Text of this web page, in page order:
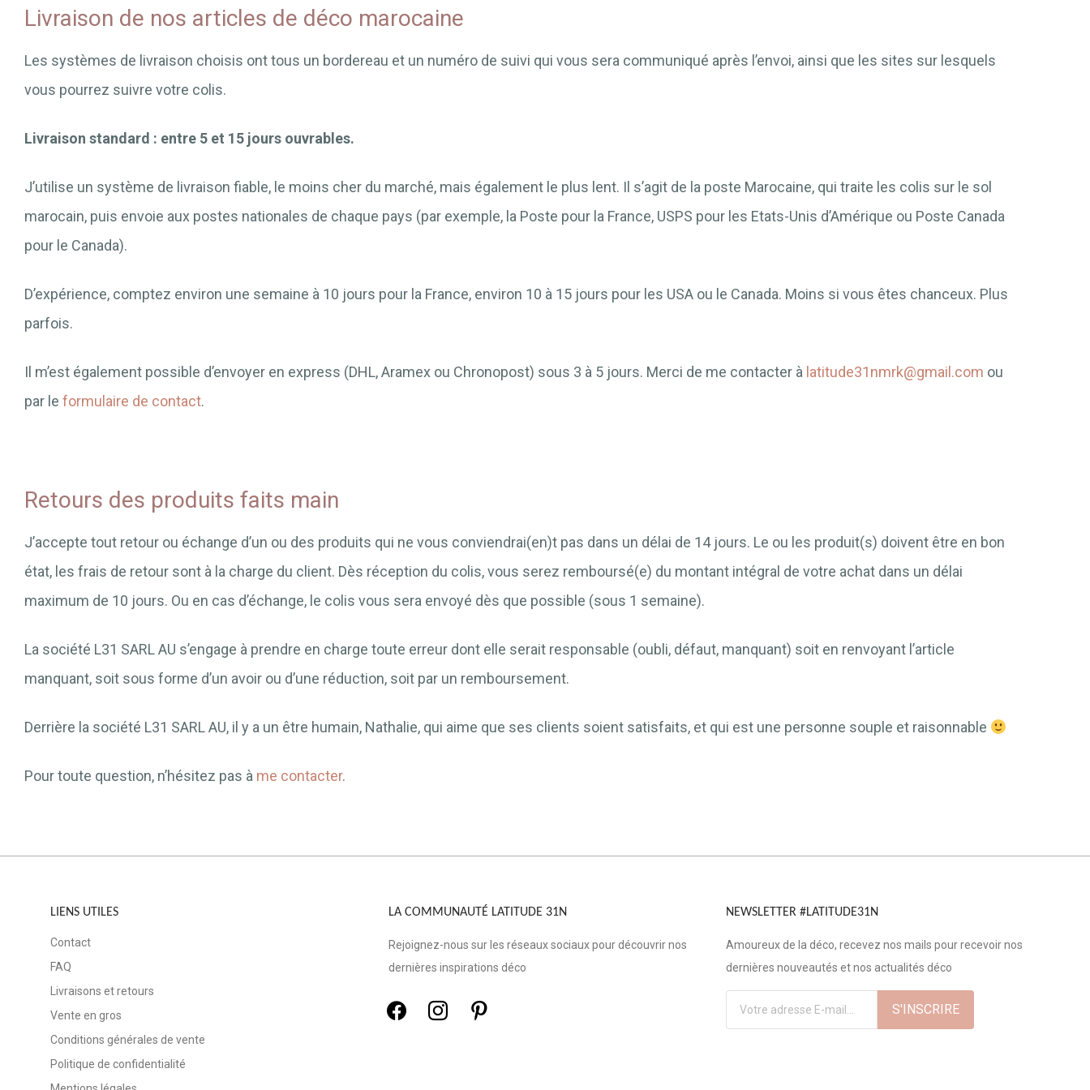
Livraison de nos articles de déco marocaine
Les systèmes de livraison choisis ont tous un bordereau et un numéro de suivi qui vous sera communiqué après l’envoi, ainsi que les sites sur lesquels
vous pourrez suivre votre colis.
Livraison standard : entre 5 et 15 jours ouvrables.
J’utilise un système de livraison fiable, le moins cher du marché, mais également le plus lent. Il s’agit de la poste Marocaine, qui traite les colis sur le sol
marocain, puis envoie aux postes nationales de chaque pays (par exemple, la Poste pour la France, USPS pour les Etats-Unis d’Amérique ou Poste Canada
pour le Canada).
D’expérience, comptez environ une semaine à 10 jours pour la France, environ 10 à 15 jours pour les USA ou le Canada. Moins si vous êtes chanceux. Plus
parfois.
Il m’est également possible d’envoyer en express (DHL, Aramex ou Chronopost) sous 3 à 5 jours. Merci de me contacter à latitude31nmrk@gmail.com ou
par le formulaire de contact.
Retours des produits faits main
J’accepte tout retour ou échange d’un ou des produits qui ne vous conviendrai(en)t pas dans un délai de 14 jours. Le ou les produit(s) doivent être en bon
état, les frais de retour sont à la charge du client. Dès réception du colis, vous serez remboursé(e) du montant intégral de votre achat dans un délai
maximum de 10 jours. Ou en cas d’échange, le colis vous sera envoyé dès que possible (sous 1 semaine).
La société L31 SARL AU s’engage à prendre en charge toute erreur dont elle serait responsable (oubli, défaut, manquant) soit en renvoyant l’article
manquant, soit sous forme d’un avoir ou d’une réduction, soit par un remboursement.
Derrière la société L31 SARL AU, il y a un être humain, Nathalie, qui aime que ses clients soient satisfaits, et qui est une personne souple et raisonnable
Pour toute question, n’hésitez pas à me contacter.
LIENS UTILES
Contact
FAQ
Livraisons et retours
Vente en gros
Conditions générales de vente
Politique de confidentialité
LA COMMUNAUTÉ LATITUDE 31N
Rejoignez-nous sur les réseaux sociaux pour découvrir nos
dernières inspirations déco
NEWSLETTER #LATITUDE31N
Amoureux de la déco, recevez nos mails pour recevoir nos
dernières nouveautés et nos actualités déco